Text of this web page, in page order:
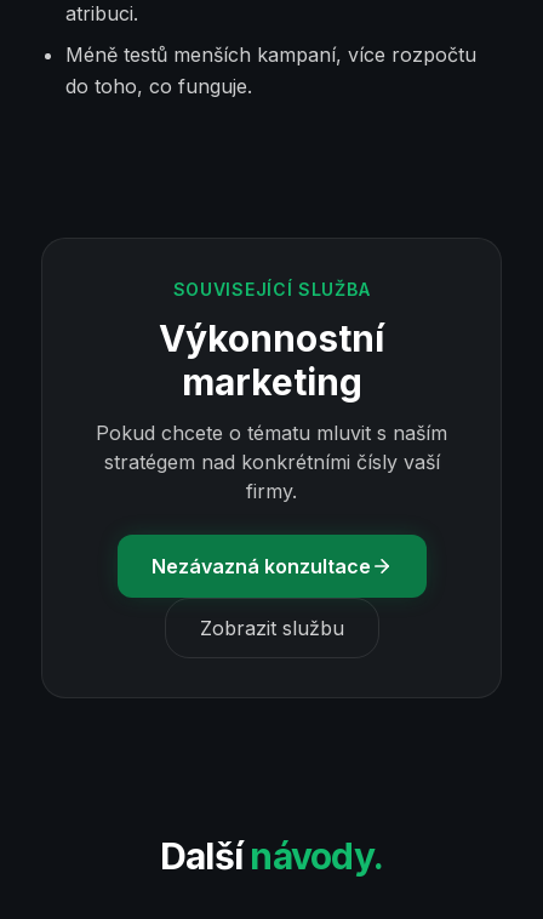
atribuci.
Méně testů menších kampaní, více rozpočtu
do toho, co funguje.
SOUVISEJÍCÍ SLUŽBA
Výkonnostní
marketing
Pokud chcete o tématu mluvit s naším
stratégem nad konkrétními čísly vaší
firmy.
Nezávazná konzultace
Zobrazit službu
Dalšínávody.